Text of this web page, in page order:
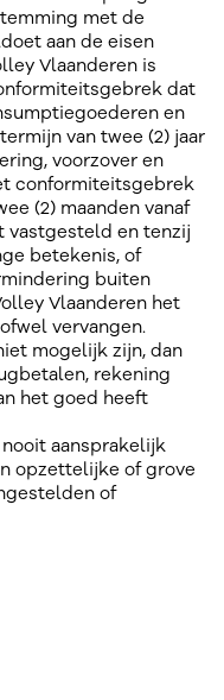
met de
aan de eisen
Vlaanderen is
dat
en
van twee (2) jaar
voorzover en
conformiteitsgebrek
(2) maanden vanaf
vastgesteld en tenzij
betekenis, of
buiten
Vlaanderen het
vervangen.
mogelijk zijn, dan
rekening
het goed heeft
aansprakelijk
opzettelijke of grove
of